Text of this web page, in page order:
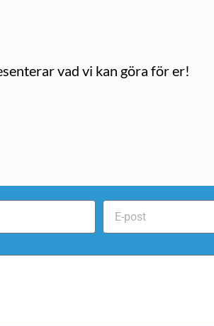
vad vi kan göra för er!